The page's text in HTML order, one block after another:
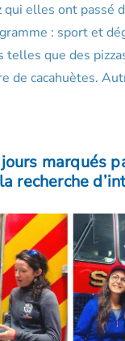
qui elles ont passé
: sport et
telles que des
de cacahuètes.
marqués
recherche